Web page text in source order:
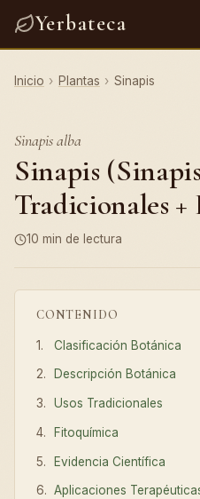
Yerbateca
Inicio › Plantas › Sinapis
Sinapis alba
Sinapis
Tradicionales +
10 min de lectura
CONTENIDO
Clasificación Botánica
Descripción Botánica
Usos Tradicionales
Fitoquímica
Evidencia Científica
Aplicaciones